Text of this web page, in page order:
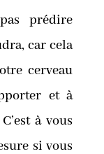
prédire
car cela
cerveau
et à
à vous
si vous